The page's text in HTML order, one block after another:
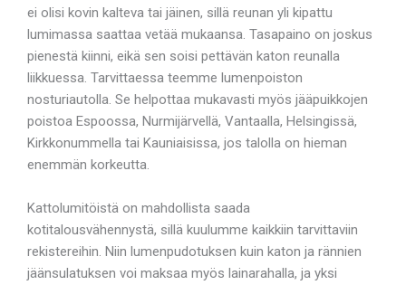
ei olisi kovin kalteva tai jäinen, sillä reunan yli kipattu
lumimassa saattaa vetää mukaansa. Tasapaino on joskus
pienestä kiinni, eikä sen soisi pettävän katon reunalla
liikkuessa. Tarvittaessa teemme lumenpoiston
nosturiautolla. Se helpottaa mukavasti myös jääpuikkojen
poistoa Espoossa, Nurmijärvellä, Vantaalla, Helsingissä,
Kirkkonummella tai Kauniaisissa, jos talolla on hieman
enemmän korkeutta.
Kattolumitöistä on mahdollista saada
kotitalousvähennystä, sillä kuulumme kaikkiin tarvittaviin
rekistereihin. Niin lumenpudotuksen kuin katon ja rännien
jäänsulatuksen voi maksaa myös lainarahalla, ja yksi